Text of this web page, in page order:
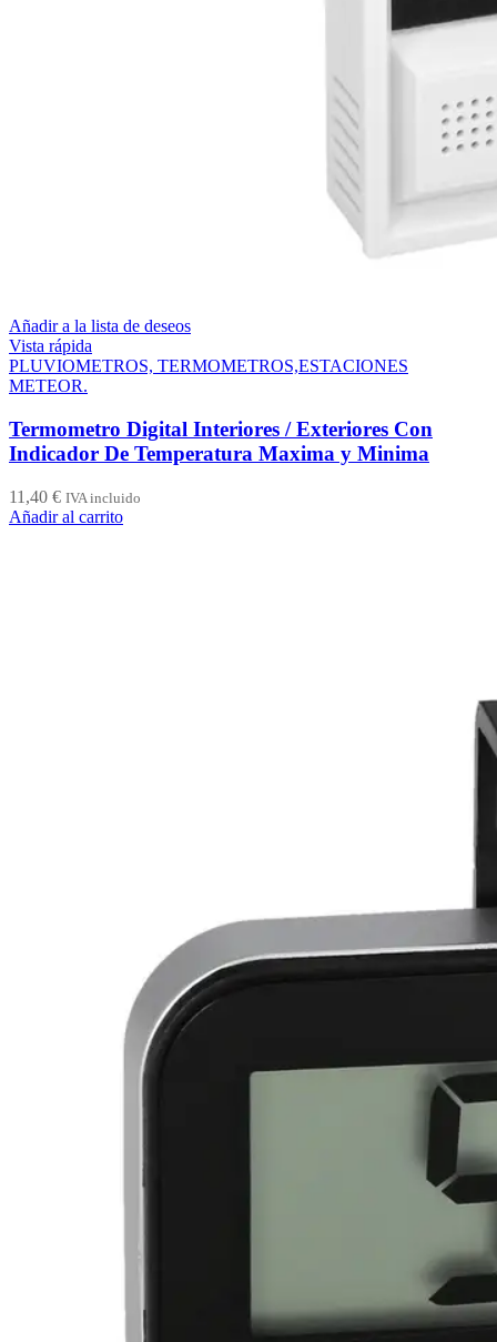
Añadir a la lista de deseos
Vista rápida
PLUVIOMETROS, TERMOMETROS,ESTACIONES
METEOR.
Termometro Digital Interiores / Exteriores Con
Indicador De Temperatura Maxima y Minima
11,40 € IVA incluido
Añadir al carrito